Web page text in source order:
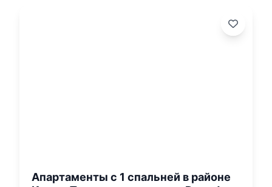
Апартаменты с 1 спальней в районе